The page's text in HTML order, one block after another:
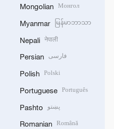
Mongolian Монгол
Myanmar မြန်မာဘာသာ
Nepali नेपाली
Persian فارسی
Polish Polski
Portuguese Português
Pashto پښتو
Romanian Română